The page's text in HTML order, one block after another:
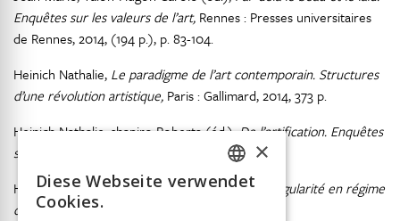
Enquêtes sur les valeurs de l’art, Rennes : Presses universitaires
de Rennes, 2014, (194 p.), p. 83-104.
Heinich Nathalie, Le paradigme de l’art contemporain. Structures
d’une révolution artistique, Paris : Gallimard, 2014, 373 p.
Heinich Nathalie, shapiro Roberta (éd.),De l’artification. Enquêtes
sur le passage à l’art,
Paris : EHESS, 2012, 334 p.
Heinich Nathalie,L’Élite artiste. Excellence et singularité en régime
démocratique,Paris : Gallimard : 2005, 370 p.
FRENCH
×
Diese Webseite verwendet
Cookies.